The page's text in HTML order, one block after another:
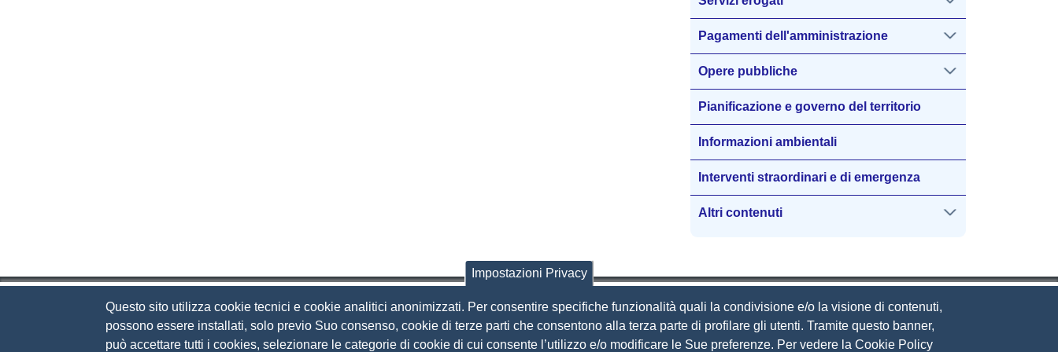
Pagamenti dell'amministrazione
Opere pubbliche
Pianificazione e governo del territorio
Informazioni ambientali
Interventi straordinari e di emergenza
Altri contenuti
Camera di Commercio di Brescia
Impostazioni Privacy
Questo sito utilizza cookie tecnici e cookie analitici anonimizzati. Per consentire specifiche funzionalità quali la condivisione e/o la visione di contenuti,
possono essere installati, solo previo Suo consenso, cookie di terze parti che consentono alla terza parte di profilare gli utenti. Tramite questo banner,
può accettare tutti i cookies, selezionare le categorie di cookie di cui consente l’utilizzo e/o modificare le Sue preferenze. Per vedere la Cookie Policy